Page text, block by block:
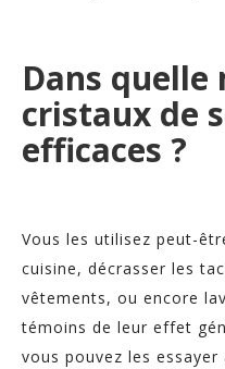
Dans quelle
cristaux de
efficaces ?
Vous les utilisez peut-
cuisine, décrasser les
vêtements, ou encore
témoins de leur effet
vous pouvez les